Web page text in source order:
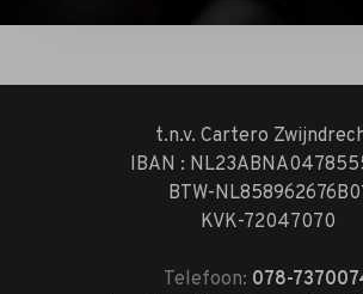
t.n.v. Cartero
IBAN :
BTW-
KVK-72047070
Telefoon: 078-